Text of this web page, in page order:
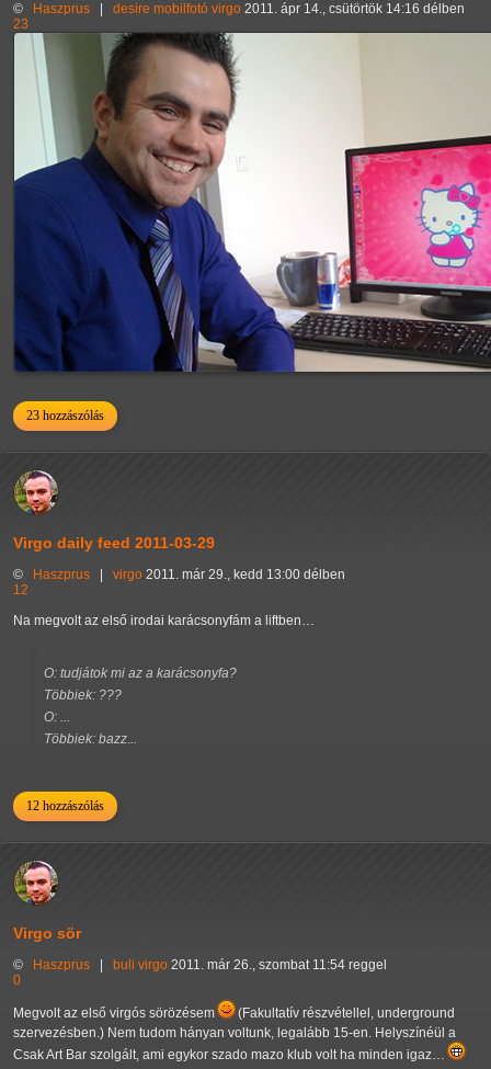
© Haszprus desire mobilfotó virgo 2011. ápr 14., csütörtök 14:16 délben
23
23 hozzászólás
Virgo daily feed 2011-03-29
© Haszprus virgo 2011. már 29., kedd 13:00 délben
12
Na megvolt az első irodai karácsonyfám a liftben…
O: tudjátok mi az a karácsonyfa?
Többiek: ???
O: ...
Többiek: bazz...
12 hozzászólás
Virgo sör
© Haszprus buli virgo 2011. már 26., szombat 11:54 reggel
0
Megvolt az első virgós sörözésem
(Fakultatív részvétellel, underground
szervezésben.) Nem tudom hányan voltunk, legalább 15-en. Helyszínéül a
Csak Art Bar szolgált, ami egykor szado mazo klub volt ha minden igaz…